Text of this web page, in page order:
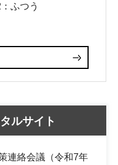
ふつう
ルサイト
連絡会議（令和7年